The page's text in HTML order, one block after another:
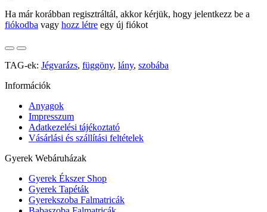
Ha már korábban regisztráltál, akkor kérjük, hogy jelentkezz be a
fiókodba vagy hozz létre egy új fiókot
TAG-ek: Jégvarázs, függöny, lány, szobába
Információk
Anyagok
Impresszum
Adatkezelési tájékoztató
Vásárlási és szállítási feltételek
Gyerek Webáruházak
Gyerek Ékszer Shop
Gyerek Tapéták
Gyerekszoba Falmatricák